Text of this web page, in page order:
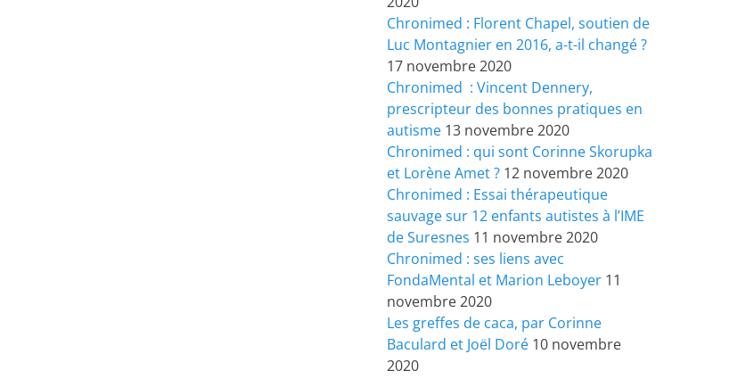
Chronimed : Florent Chapel, soutien de
Luc Montagnier en 2016, a-t-il changé ?
17 novembre 2020
Chronimed : Vincent Dennery,
prescripteur des bonnes pratiques en
autisme 13 novembre 2020
Chronimed : qui sont Corinne Skorupka
et Lorène Amet ? 12 novembre 2020
Chronimed : Essai thérapeutique
sauvage sur 12 enfants autistes à l’IME
de Suresnes 11 novembre 2020
Chronimed : ses liens avec
FondaMental et Marion Leboyer 11
novembre 2020
Les greffes de caca, par Corinne
Baculard et Joël Doré 10 novembre
2020